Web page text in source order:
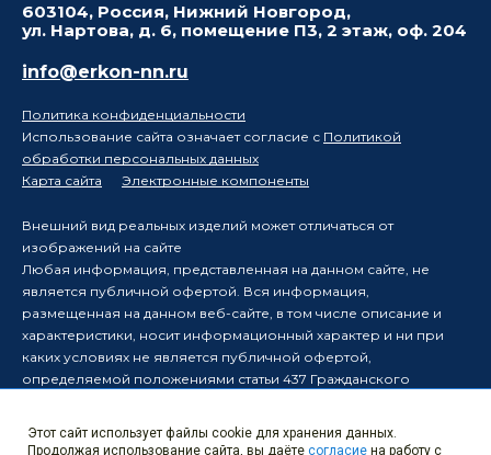
603104, Россия, Нижний Новгород,
ул. Нартова, д. 6, помещение П3, 2 этаж, оф. 204
info@erkon-nn.ru
Политика конфиденциальности
Использование сайта означает согласие с Политикой
обработки персональных данных
Карта сайта
Электронные компоненты
Внешний вид реальных изделий может отличаться от
изображений на сайте
Любая информация, представленная на данном сайте, не
является публичной офертой. Вся информация,
размещенная на данном веб-сайте, в том числе описание и
характеристики, носит информационный характер и ни при
каких условиях не является публичной офертой,
определяемой положениями статьи 437 Гражданского
Производитель оставляет за собой право в одностороннем
порядке вносить изменения в информацию, размещенную на
Этот сайт использует файлы cookie для хранения данных.
Продолжая использование сайта, вы даёте согласие на работу с